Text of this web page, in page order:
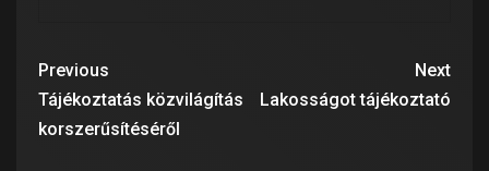
Previous
Tájékoztatás közvilágítás
korszerűsítéséről
Next
Lakosságot tájékoztató